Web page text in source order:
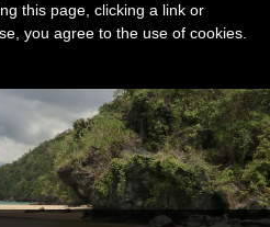
this page, clicking a link or
you agree to the use of cookies.